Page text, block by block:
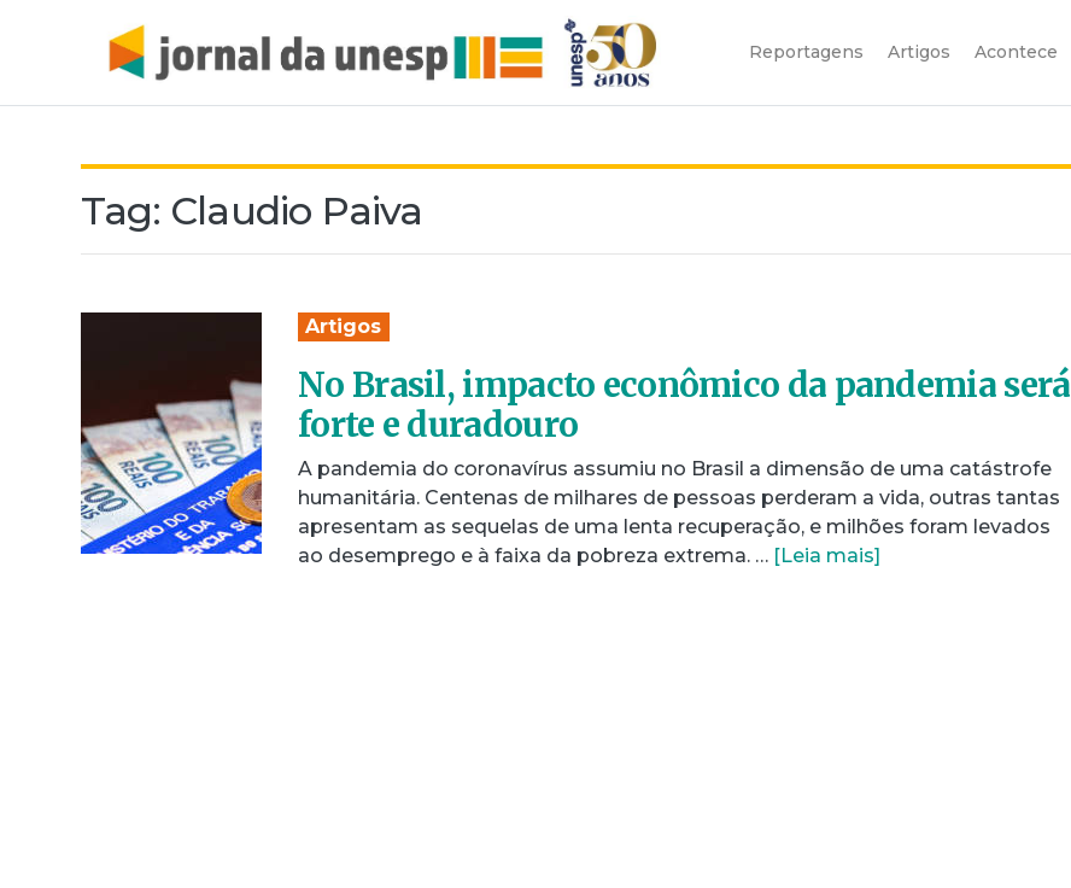
Reportagens Artigos Acontece
Tag: Claudio Paiva
Artigos
No Brasil, impacto econômico da pandemia será
forte e duradouro
A pandemia do coronavírus assumiu no Brasil a dimensão de uma catástrofe
humanitária. Centenas de milhares de pessoas perderam a vida, outras tantas
apresentam as sequelas de uma lenta recuperação, e milhões foram levados
ao desemprego e à faixa da pobreza extrema. … [Leia mais]